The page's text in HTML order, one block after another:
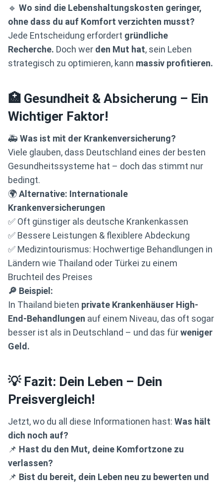
🔹 Wo sind die Lebenshaltungskosten geringer,
ohne dass du auf Komfort verzichten musst?
Jede Entscheidung erfordert gründliche
Recherche. Doch wer den Mut hat, sein Leben
strategisch zu optimieren, kann massiv profitieren.
🏥 Gesundheit & Absicherung – Ein
Wichtiger Faktor!
🚑Was ist mit der Krankenversicherung?
Viele glauben, dass Deutschland eines der besten
Gesundheitssysteme hat – doch das stimmt nur
bedingt.
🌍Alternative: Internationale
Krankenversicherungen
✅ Oft günstiger als deutsche Krankenkassen
✅ Bessere Leistungen & flexiblere Abdeckung
✅ Medizintourismus: Hochwertige Behandlungen in
Ländern wie Thailand oder Türkei zu einem
Bruchteil des Preises
🔎 Beispiel:
In Thailand bieten private Krankenhäuser High-
End-Behandlungen auf einem Niveau, das oft sogar
besser ist als in Deutschland – und das fürweniger
Geld.
💡 Fazit: Dein Leben – Dein
Preisvergleich!
Jetzt, wo du all diese Informationen hast: Was hält
dich noch auf?
📌 Hast du den Mut, deine Komfortzone zu
verlassen?
📌 Bist du bereit, dein Leben neu zu bewerten und